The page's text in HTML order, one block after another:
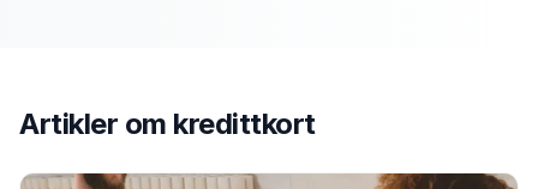
Vi går gjennom forespørselen din og tar kontakt med
Artikler om kredittkort